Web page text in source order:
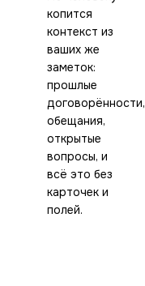
копится
контекст из
ваших же
заметок:
прошлые
договорённости,
обещания,
открытые
вопросы, и
всё это без
карточек и
полей.